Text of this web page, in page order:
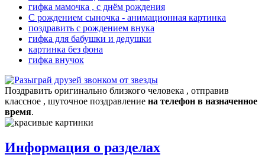
гифка мамочка , с днём рождения
С рождением сыночка - анимационная картинка
поздравить с рождением внука
гифка для бабушки и дедушки
картинка без фона
гифка внучок
Поздравить оригинально близкого человека , отправив
классное , шуточное поздравление на телефон в назначенное
время.
Информация о разделах